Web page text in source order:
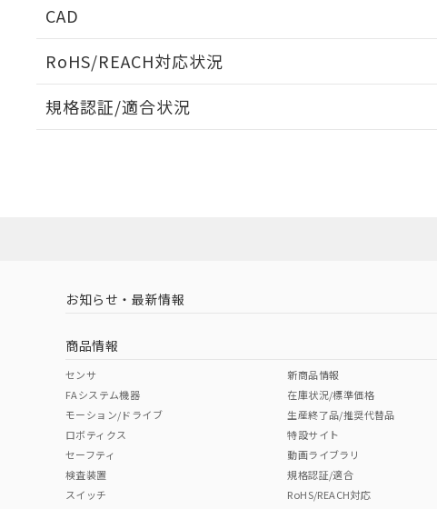
CAD
RoHS/REACH対応状況
EU RoHS 注意事項・凡例
中国 RoHS 注意事項・凡例
中国 RoHS表
Pb Hg Cr(VI)
規格認証/適合状況
（イギリス
（ノルウェー
お知らせ・最新情報
商品情報
センサ
FAシステム機器
モーション/ドライブ
ロボティクス
セーフティ
検査装置
スイッチ
新商品情報
在庫状況/標準価格
生産終了品/推奨代替品
特設サイト
動画ライブラリ
規格認証/適合
RoHS/REACH対応